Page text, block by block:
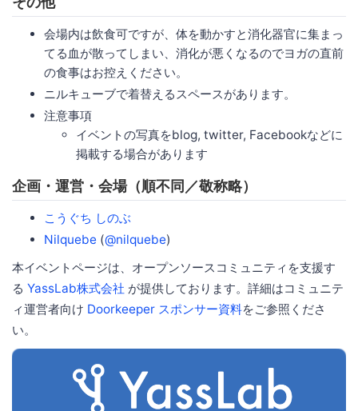
会場内は飲食可ですが、体を動かすと消化器官に集まっ
てる血が散ってしまい、消化が悪くなるのでヨガの直前
の食事はお控えください。
ニルキューブで着替えるスペースがあります。
注意事項
イベントの写真をblog, twitter, Facebookなどに
掲載する場合があります
企画・運営・会場（順不同／敬称略）
こうぐち しのぶ
Nilquebe (@nilquebe)
本イベントページは、オープンソースコミュニティを支援す
る YassLab株式会社 が提供しております。詳細はコミュニテ
ィ運営者向け Doorkeeper スポンサー資料をご参照くださ
い。